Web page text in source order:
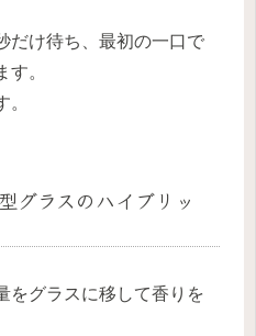
だけ待ち、最初の一口で
。
グラスのハイブリッ
をグラスに移して香りを